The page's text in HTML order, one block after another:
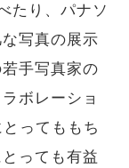
たり、パナソ
写真の展示
手写真家の
ボレーショ
ってももち
っても有益